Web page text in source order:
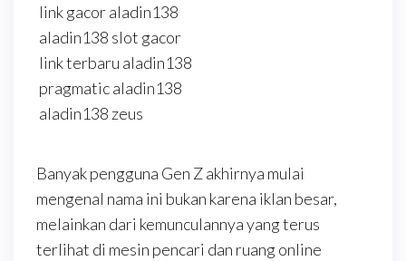
link gacor aladin138
aladin138 slot gacor
link terbaru aladin138
pragmatic aladin138
aladin138 zeus
Banyak pengguna Gen Z akhirnya mulai
mengenal nama ini bukan karena iklan besar,
melainkan dari kemunculannya yang terus
terlihat di mesin pencari dan ruang online